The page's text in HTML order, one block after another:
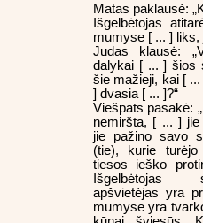
Matas paklausė:
Išgelbėtojas
mumyse [ ... ] liks,
Judas klausė:
dalykai [ ... ] šios
šie mažieji, kai [
] dvasia [ ... ]?“
Viešpats pasakė:
nemiršta, [ ... ] jie
jie pažino savo
(tie), kurie
tiesos ieško
Išgelbėtojas
apšvietėjas yra
mumyse yra